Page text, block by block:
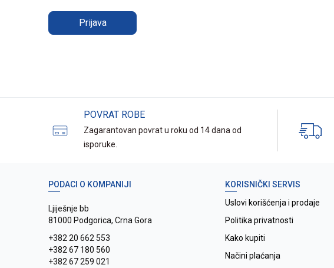
Prijava
POVRAT ROBE
Zagarantovan povrat u roku od 14 dana od
isporuke.
PODACI O KOMPANIJI
Ljiješnje bb
81000 Podgorica, Crna Gora
+382 20 662 553
+382 67 180 560
+382 67 259 021
KORISNIČKI SERVIS
Uslovi korišćenja i prodaje
Politika privatnosti
Kako kupiti
Načini plaćanja